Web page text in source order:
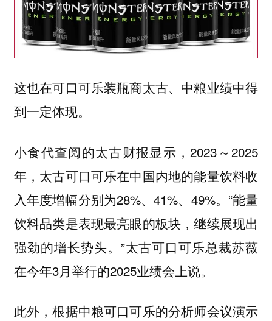
这也在可口可乐装瓶商太古、中粮业绩中得
到一定体现。
小食代查阅的太古财报显示，2023～2025
年，太古可口可乐在中国内地的能量饮料收
入年度增幅分别为28%、41%、49%。“能量
饮料品类是表现最亮眼的板块，继续展现出
强劲的增长势头。”太古可口可乐总裁苏薇
在今年3月举行的2025业绩会上说。
此外，根据中粮可口可乐的分析师会议演示